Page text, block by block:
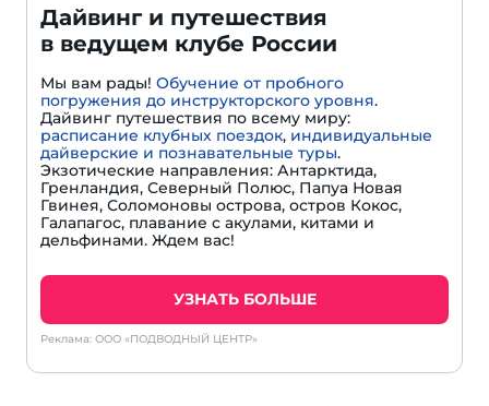
Дайвинг и путешествия
в ведущем клубе России
Мы вам рады! Обучение от пробного
погружения до инструкторского уровня.
Дайвинг путешествия по всему миру:
расписание клубных поездок, индивидуальные
дайверские и познавательные туры.
Экзотические направления: Антарктида,
Гренландия, Северный Полюс, Папуа Новая
Гвинея, Соломоновы острова, остров Кокос,
Галапагос, плавание с акулами, китами и
дельфинами. Ждем вас!
УЗНАТЬ БОЛЬШЕ
Реклама: ООО «ПОДВОДНЫЙ ЦЕНТР»